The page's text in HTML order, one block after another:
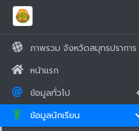
ภาพรวม จังหวัดสมุทรปราการ
หน้าแรก
ข้อมูลทั่วไป
ข้อมูลนักเรียน